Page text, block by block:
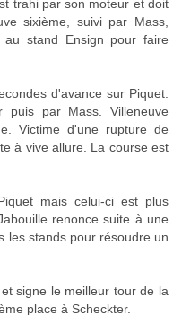
trahi par son moteur et doit
sixième, suivi par Mass,
au stand Ensign pour faire
d'avance sur Piquet.
puis par Mass. Villeneuve
Victime d'une rupture de
à vive allure. La course est
mais celui-ci est plus
renonce suite à une
les stands pour résoudre un
signe le meilleur tour de la
place à Scheckter.